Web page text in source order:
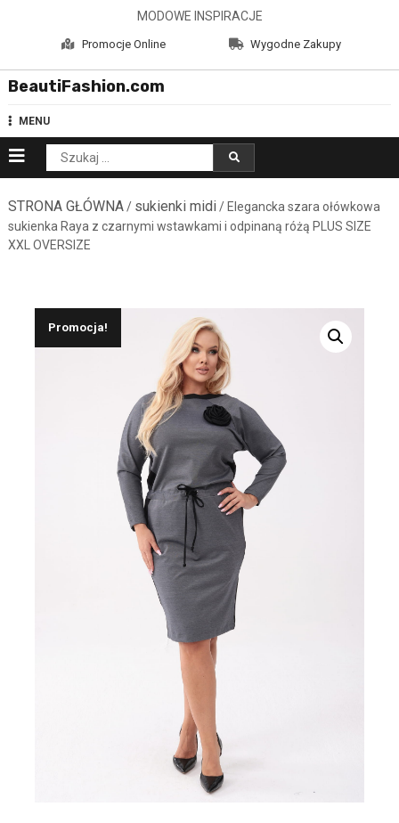
MODOWE INSPIRACJE
Promocje Online Wygodne Zakupy
BeautiFashion.com
MENU
Szukaj:
STRONA GŁÓWNA/ sukienki midi/ Elegancka szara ołówkowa
sukienka Raya z czarnymi wstawkami i odpinaną różą PLUS SIZE
XXL OVERSIZE
Promocja!